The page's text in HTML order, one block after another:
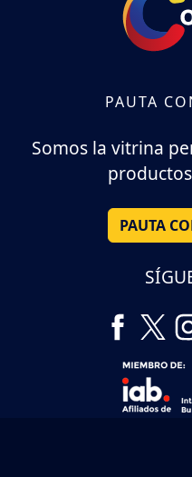
PAUTA
Somos la vitrina
PAUTA